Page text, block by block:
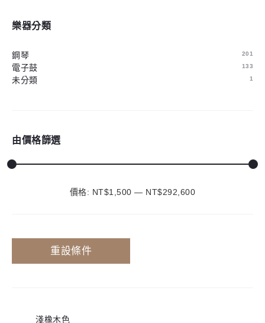
樂器分類
鋼琴 201
電子鼓 133
未分類 1
由價格篩選
最
最
價格: NT$1,500 — NT$292,600
重設條件
淺橡木色